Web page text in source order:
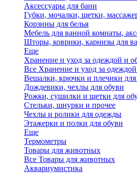
Аксессуары для бани
Губки, мочалки, щетки,
Корзины для белья
Мебель для ванной комнаты,
Шторы, коврики, карнизы для
Еще
Хранение и уход за одеждой и
Все Хранение и уход за
Вешалки, крючки и плечики
Дождевики, чехлы для обуви
Рожки, сушилки и щетки для
Стельки, шнурки и прочее
Чехлы и ролики для одежды
Этажерки и полки для обуви
Еще
Термометры
Товары для животных
Все Товары для животных
Аквариумистика